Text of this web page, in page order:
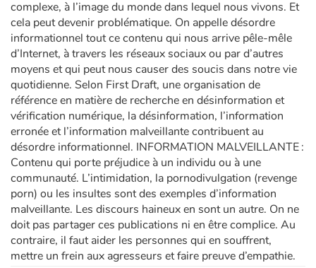
complexe, à l’image du monde dans lequel nous vivons. Et
cela peut devenir problématique. On appelle désordre
informationnel tout ce contenu qui nous arrive pêle-mêle
d’Internet, à travers les réseaux sociaux ou par d’autres
moyens et qui peut nous causer des soucis dans notre vie
quotidienne. Selon First Draft, une organisation de
référence en matière de recherche en désinformation et
vérification numérique, la désinformation, l’information
erronée et l’information malveillante contribuent au
désordre informationnel. INFORMATION MALVEILLANTE :
Contenu qui porte préjudice à un individu ou à une
communauté. L’intimidation, la pornodivulgation (revenge
porn) ou les insultes sont des exemples d’information
malveillante. Les discours haineux en sont un autre. On ne
doit pas partager ces publications ni en être complice. Au
contraire, il faut aider les personnes qui en souffrent,
mettre un frein aux agresseurs et faire preuve d’empathie.